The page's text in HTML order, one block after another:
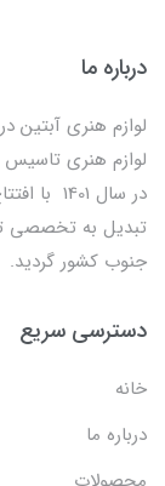
درباره ما
لوازم هنری تاسیس
تبدیل به تخصصی
جنوب کشور گردید.
دسترسی سریع
خانه
درباره ما